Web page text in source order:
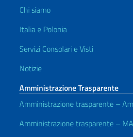
Chi siamo
Italia e Polonia
Servizi Consolari e Visti
Notizie
Amministrazione Trasparente
Amministrazione trasparente –
Amministrazione trasparente –